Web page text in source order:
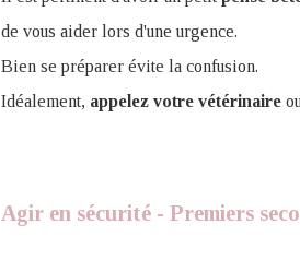
de vous aider lors d'une urgence.
Bien se préparer évite la confusion.
Idéalement, appelez votre vétérinaire
Agir en sécurité - Premiers